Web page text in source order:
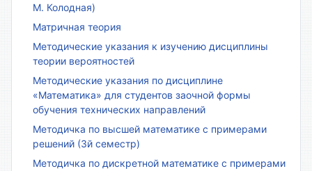
М. Колодная)
Матричная теория
Методические указания к изучению дисциплины
теории вероятностей
Методические указания по дисциплине
«Математика» для студентов заочной формы
обучения технических направлений
Методичка по высшей математике с примерами
решений (3й семестр)
Методичка по дискретной математике с примерами